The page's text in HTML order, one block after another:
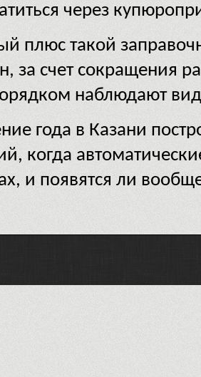
через
плюс такой
за счет сокращения
наблюдают
года в Казани
когда
и появятся ли